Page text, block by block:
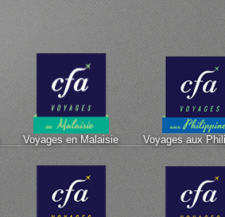
Voyages en Malaisie Voyages aux